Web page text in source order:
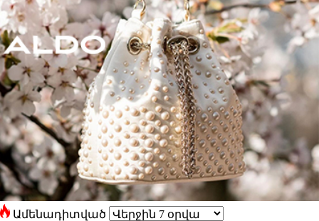
Ամենադիտված